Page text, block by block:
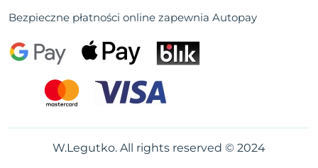
Bezpieczne płatności online zapewnia Autopay
W.Legutko. All rights reserved © 2024